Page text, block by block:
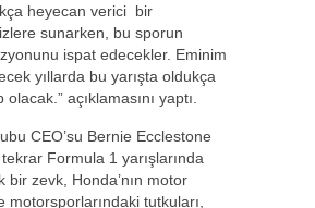
heyecan verici bir
sunarken, bu sporun
ispat edecekler. Eminim
yıllarda bu yarışta oldukça
açıklamasını yaptı.
CEO’su Bernie Ecclestone
tekrar Formula 1 yarışlarında
bir zevk, Honda’nın motor
motorsporlarındaki tutkuları,